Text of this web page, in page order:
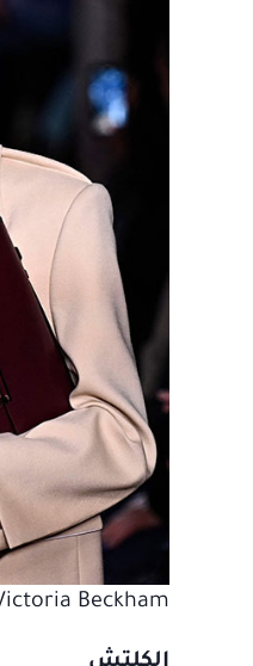
Beckham